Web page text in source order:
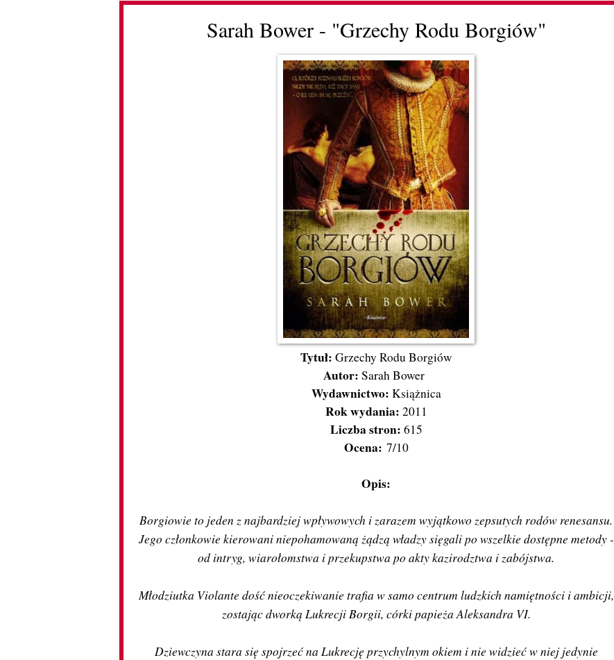
Sarah Bower - "Grzechy Rodu Borgiów"
Tytuł: Grzechy Rodu Borgiów
Autor: Sarah Bower
Wydawnictwo: Książnica
Rok wydania: 2011
Liczba stron: 615
Ocena: 7/10
Opis:
Borgiowie to jeden z najbardziej wpływowych i zarazem wyjątkowo zepsutych rodów renesansu.
Jego członkowie kierowani niepohamowaną żądzą władzy sięgali po wszelkie dostępne metody -
od intryg, wiarołomstwa i przekupstwa po akty kazirodztwa i zabójstwa.
Młodziutka Violante dość nieoczekiwanie trafia w samo centrum ludzkich namiętności i ambicji,
zostając dworką Lukrecji Borgii, córki papieża Aleksandra VI.
Dziewczyna stara się spojrzeć na Lukrecję przychylnym okiem i nie widzieć w niej jedynie